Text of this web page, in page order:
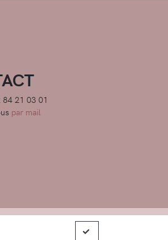
21 03 01
par mail
Charte de confidentialité